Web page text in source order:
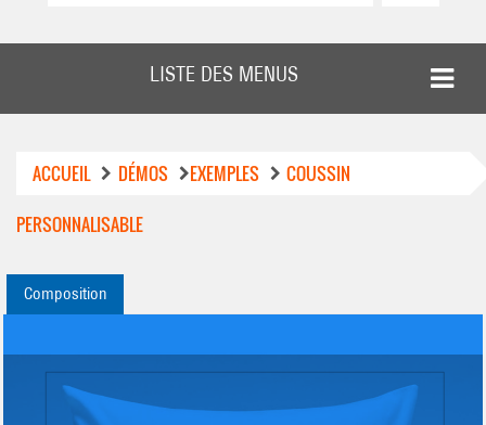
LISTE DES MENUS
ACCUEIL DÉMOS EXEMPLES
COUSSIN
PERSONNALISABLE
Composition